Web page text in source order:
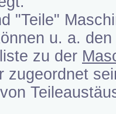
"Teile"
u. a.
zu der
zugeordnet